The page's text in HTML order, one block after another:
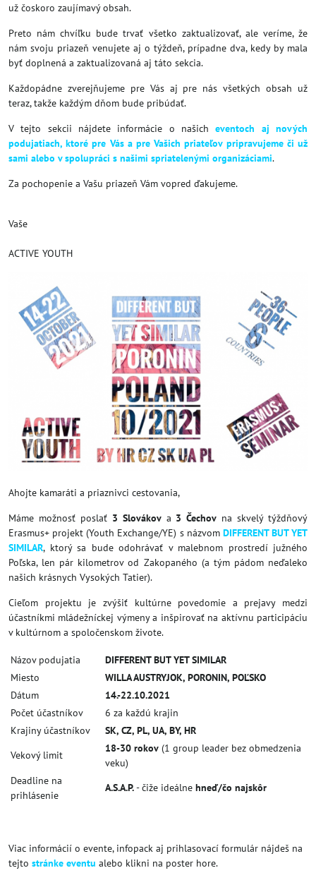
už čoskoro zaujímavý obsah.
Preto nám chvíľku bude trvať všetko zaktualizovať, ale veríme, že
nám svoju priazeň venujete aj o týždeň, prípadne dva, kedy by mala
byť doplnená a zaktualizovaná aj táto sekcia.
Každopádne zverejňujeme pre Vás aj pre nás všetkých obsah už
teraz, takže každým dňom bude pribúdať.
V tejto sekcii nájdete informácie o našicheventoch aj nových
podujatiach, ktoré pre Vás a pre Vašich priateľov pripravujeme či už
sami alebo v spolupráci s našimi spriatelenými organizáciami.
Za pochopenie a Vašu priazeň Vám vopred ďakujeme.
Vaše
ACTIVE YOUTH
Ahojte kamaráti a priaznivci cestovania,
Máme možnosť poslať 3 Slovákova 3 Čechov na skvelý týždňový
Erasmus+ projekt (Youth Exchange/YE) s názvom DIFFERENT BUT YET
SIMILAR, ktorý sa bude odohrávať v malebnom prostredí južného
Poľska, len pár kilometrov od Zakopaného (a tým pádom neďaleko
našich krásnych Vysokých Tatier).
Cieľom projektu je zvýšiť kultúrne povedomie a prejavy medzi
účastníkmi mládežníckej výmeny a inšpirovať na aktívnu participáciu
v kultúrnom a spoločenskom živote.
Názov podujatia
DIFFERENT BUT YET SIMILAR
Miesto
WILLA AUSTRYJOK, PORONIN, POĽSKO
Dátum
14.-22.10.2021
Počet účastníkov
6 za každú krajin
Krajiny účastníkov
SK, CZ, PL, UA, BY, HR
Vekový limit
18-30 rokov (1 group leader bez obmedzenia
veku)
Deadline na
prihlásenie
A.S.A.P.- čiže ideálne hneď/čo najskôr
Viac informácií o evente, infopack aj prihlasovací formulár nájdeš na
tejto stránke eventu alebo klikni na poster hore.